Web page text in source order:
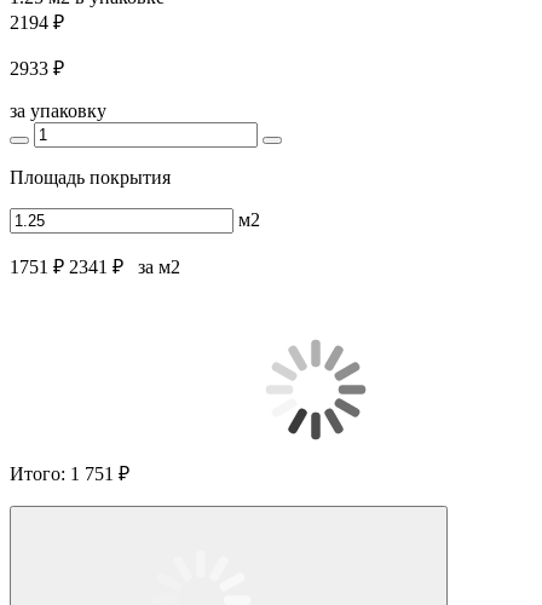
2194 ₽
2933 ₽
за упаковку
Площадь покрытия
м2
1751 ₽ 2341 ₽ за м2
Итого: 1 751 ₽